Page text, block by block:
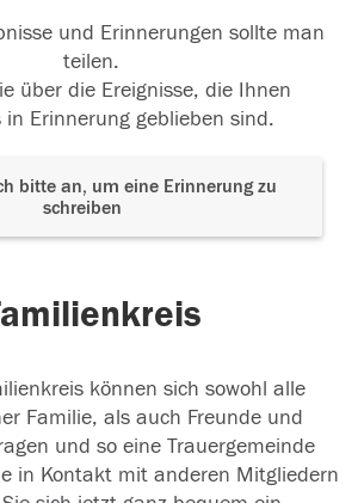
und Erinnerungen sollte man
teilen.
über die Ereignisse, die Ihnen
in Erinnerung geblieben sind.
bitte an, um eine Erinnerung zu
schreiben
können sich sowohl alle
Familie, als auch Freunde und
und so eine Trauergemeinde
in Kontakt mit anderen Mitgliedern